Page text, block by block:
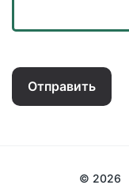
Отправить
© 2026